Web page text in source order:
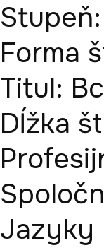
Stupeň:
Forma
Titul:
Dĺžka
Jazyky